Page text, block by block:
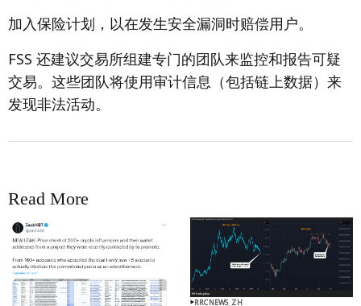
加入保险计划，以在发生安全漏洞时赔偿用户。
FSS 还建议交易所组建专门的团队来监控和报告可疑
交易。这些团队将使用审计信息（包括链上数据）来
发现非法活动。
Read More
RRCNEWS_ZH RRCNEWS_ZH